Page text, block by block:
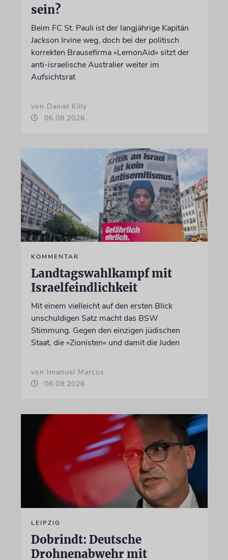
sein?
Beim FC St. Pauli ist der langjährige Kapitän
Jackson Irvine weg, doch bei der politisch
korrekten Brausefirma »LemonAid« sitzt der
anti-israelische Australier weiter im
Aufsichtsrat
von Daniel Killy
06.08.2026
KOMMENTAR
Landtagswahlkampf mit
Israelfeindlichkeit
Mit einem vielleicht auf den ersten Blick
unschuldigen Satz macht das BSW
Stimmung. Gegen den einzigen jüdischen
Staat, die »Zionisten« und damit die Juden
von Imanuel Marcus
06.08.2026
LEIPZIG
Dobrindt: Deutsche
Drohnenabwehr mit